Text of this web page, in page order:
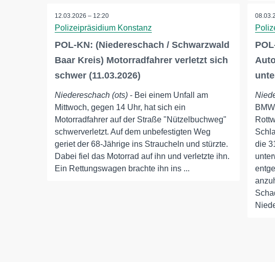
12.03.2026 – 12:20
Polizeipräsidium Konstanz
POL-KN: (Niedereschach / Schwarzwald
Baar Kreis) Motorradfahrer verletzt sich
schwer (11.03.2026)
Niedereschach (ots) - Bei einem Unfall am
Mittwoch, gegen 14 Uhr, hat sich ein
Motorradfahrer auf der Straße "Nützelbuchweg"
schwerverletzt. Auf dem unbefestigten Weg
geriet der 68-Jährige ins Straucheln und stürzte.
Dabei fiel das Motorrad auf ihn und verletzte ihn.
Ein Rettungswagen brachte ihn ins ...
die